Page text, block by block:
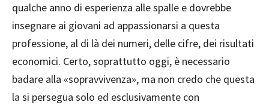
qualche anno di esperienza alle spalle e dovrebbe
insegnare ai giovani ad appassionarsi a questa
professione, al di là dei numeri, delle cifre, dei risultati
economici. Certo, soprattutto oggi, è necessario
badare alla «sopravvivenza», ma non credo che questa
la si persegua solo ed esclusivamente con